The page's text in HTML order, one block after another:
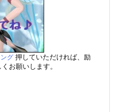
グ 押していただければ、励
お願いします。